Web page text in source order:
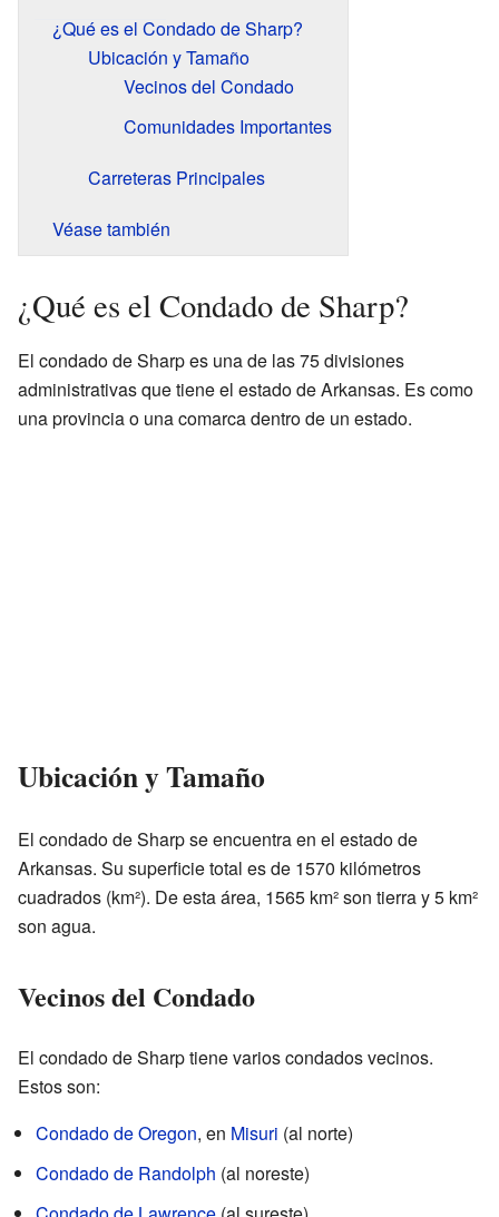
¿Qué es el Condado de Sharp?
Ubicación y Tamaño
Vecinos del Condado
Comunidades Importantes
Carreteras Principales
Véase también
¿Qué es el Condado de Sharp?
El condado de Sharp es una de las 75 divisiones
administrativas que tiene el estado de Arkansas. Es como
una provincia o una comarca dentro de un estado.
Ubicación y Tamaño
El condado de Sharp se encuentra en el estado de
Arkansas. Su superficie total es de 1570 kilómetros
cuadrados (km²). De esta área, 1565 km² son tierra y 5 km²
son agua.
Vecinos del Condado
El condado de Sharp tiene varios condados vecinos.
Estos son:
Condado de Oregon, en Misuri (al norte)
Condado de Randolph (al noreste)